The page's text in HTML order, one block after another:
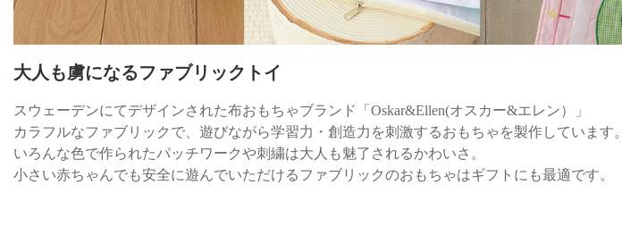
大人も虜になるファブリックトイ
スウェーデンにてデザインされた布おもちゃブランド「Oskar&Ellen(オスカー&エレン）」
カラフルなファブリックで、遊びながら学習力・創造力を刺激するおもちゃを製作しています。
いろんな色で作られたパッチワークや刺繍は大人も魅了されるかわいさ。
小さい赤ちゃんでも安全に遊んでいただけるファブリックのおもちゃはギフトにも最適です。